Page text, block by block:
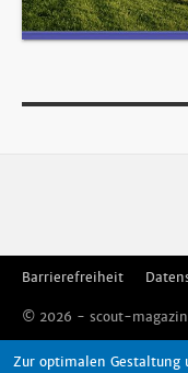
Barrierefreiheit
© 2026 - scout-
Zur optimalen Gestaltung